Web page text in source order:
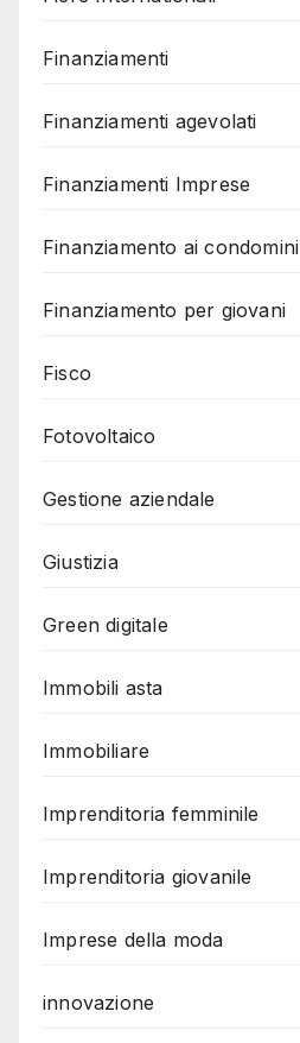
Finanziamenti
Finanziamenti agevolati
Finanziamenti Imprese
Finanziamento ai condomini
Finanziamento per giovani
Fisco
Fotovoltaico
Gestione aziendale
Giustizia
Green digitale
Immobili asta
Immobiliare
Imprenditoria femminile
Imprenditoria giovanile
Imprese della moda
innovazione